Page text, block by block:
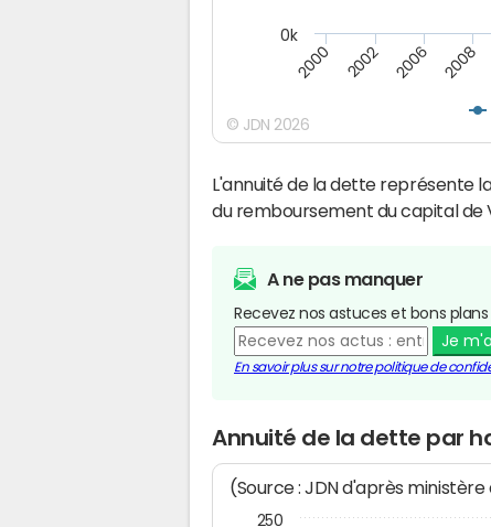
2000 2002 2006 2008
0k
© JDN 2026
L'annuité de la dette représente
du remboursement du capital de
A ne pas manquer
Recevez nos astuces et bons
Je
En savoir plus sur notre politique de
Annuité de la dette par
(Source : JDN d'après
250